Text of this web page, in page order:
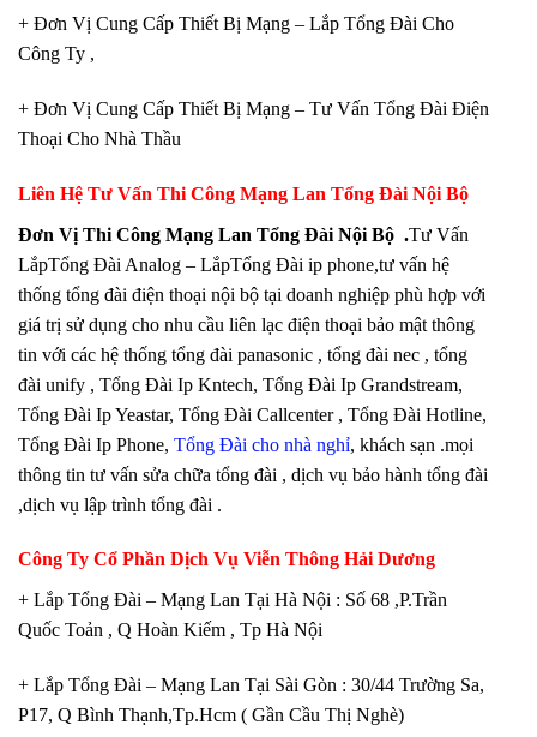
+ Đơn Vị Cung Cấp Thiết Bị Mạng – Lắp Tổng Đài Cho
Công Ty ,
+ Đơn Vị Cung Cấp Thiết Bị Mạng – Tư Vấn Tổng Đài Điện
Thoại Cho Nhà Thầu
Liên Hệ Tư Vấn Thi Công Mạng Lan Tổng Đài Nội Bộ
Đơn Vị Thi Công Mạng Lan Tổng Đài Nội Bộ .Tư Vấn
LắpTổng Đài Analog – LắpTổng Đài ip phone,tư vấn hệ
thống tổng đài điện thoại nội bộ tại doanh nghiệp phù hợp với
giá trị sử dụng cho nhu cầu liên lạc điện thoại bảo mật thông
tin với các hệ thống tổng đài panasonic , tổng đài nec , tổng
đài unify , Tổng Đài Ip Kntech, Tổng Đài Ip Grandstream,
Tổng Đài Ip Yeastar, Tổng Đài Callcenter , Tổng Đài Hotline,
Tổng Đài Ip Phone, Tổng Đài cho nhà nghỉ, khách sạn .mọi
thông tin tư vấn sửa chữa tổng đài , dịch vụ bảo hành tổng đài
,dịch vụ lập trình tổng đài .
Công Ty Cổ Phần Dịch Vụ Viễn Thông Hải Dương
+ Lắp Tổng Đài – Mạng Lan Tại Hà Nội : Số 68 ,P.Trần
Quốc Toản , Q Hoàn Kiếm , Tp Hà Nội
+ Lắp Tổng Đài – Mạng Lan Tại Sài Gòn : 30/44 Trường Sa,
P17, Q Bình Thạnh,Tp.Hcm ( Gần Cầu Thị Nghè)